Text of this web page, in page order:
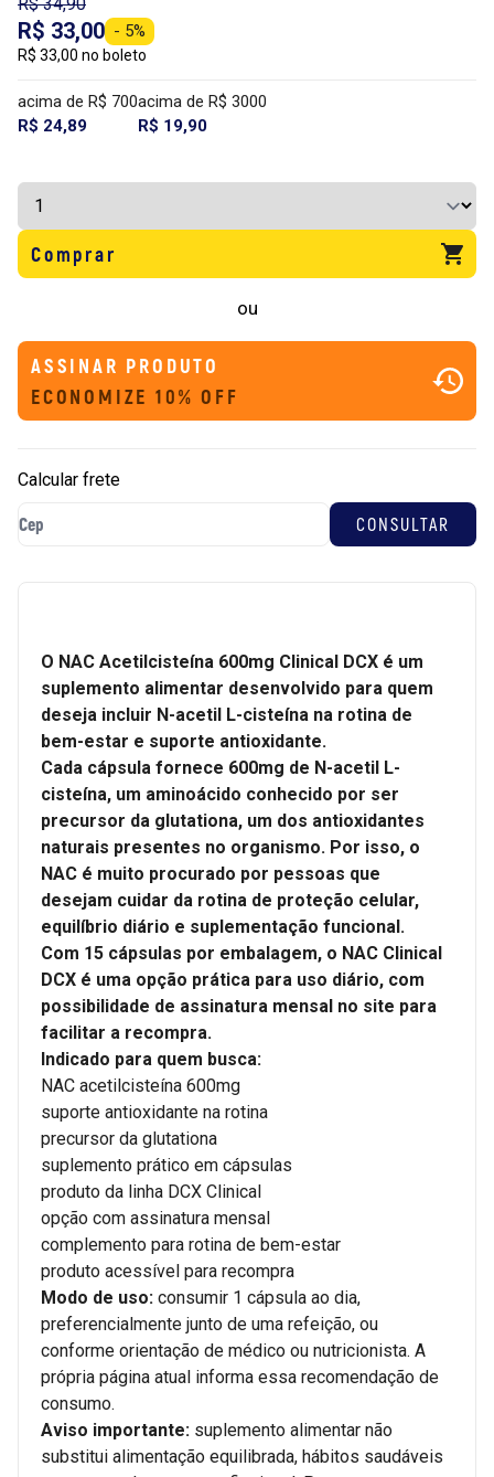
R$ 33,00 - 5%
R$ 33,00 no boleto
acima de R$ 700
R$ 24,89
acima de R$ 3000
R$ 19,90
Comprar
ou
ASSINAR PRODUTO
ECONOMIZE 10% OFF
Calcular frete
O NAC Acetilcisteína 600mg Clinical DCX é um
suplemento alimentar desenvolvido para quem
deseja incluir N-acetil L-cisteína na rotina de
bem-estar e suporte antioxidante.
Cada cápsula fornece 600mg de N-acetil L-
cisteína, um aminoácido conhecido por ser
precursor da glutationa, um dos antioxidantes
naturais presentes no organismo. Por isso, o
NAC é muito procurado por pessoas que
desejam cuidar da rotina de proteção celular,
equilíbrio diário e suplementação funcional.
Com 15 cápsulas por embalagem, o NAC Clinical
DCX é uma opção prática para uso diário, com
possibilidade de assinatura mensal no site para
facilitar a recompra.
Indicado para quem busca:
NAC acetilcisteína 600mg
suporte antioxidante na rotina
precursor da glutationa
suplemento prático em cápsulas
produto da linha DCX Clinical
opção com assinatura mensal
complemento para rotina de bem-estar
produto acessível para recompra
Modo de uso: consumir 1 cápsula ao dia,
preferencialmente junto de uma refeição, ou
conforme orientação de médico ou nutricionista. A
própria página atual informa essa recomendação de
consumo.
Aviso importante: suplemento alimentar não
substitui alimentação equilibrada, hábitos saudáveis